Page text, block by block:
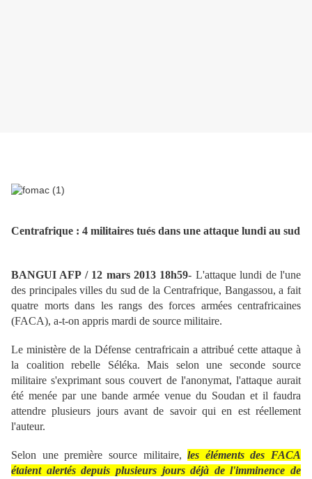
Centrafrique : 4 militaires tués dans une attaque lundi au sud
BANGUI AFP / 12 mars 2013 18h59- L'attaque lundi de l'une
des principales villes du sud de la Centrafrique, Bangassou, a fait
quatre morts dans les rangs des forces armées centrafricaines
(FACA), a-t-on appris mardi de source militaire.
Le ministère de la Défense centrafricain a attribué cette attaque à
la coalition rebelle Séléka. Mais selon une seconde source
militaire s'exprimant sous couvert de l'anonymat, l'attaque aurait
été menée par une bande armée venue du Soudan et il faudra
attendre plusieurs jours avant de savoir qui en est réellement
l'auteur.
Selon une première source militaire,les éléments des FACA
étaient alertés depuis plusieurs jours déjà de l'imminence de